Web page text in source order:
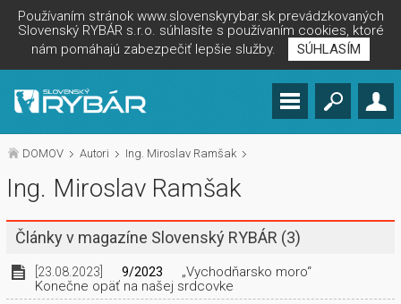
Používaním stránok www.slovenskyrybar.sk prevádzkovaných
Slovenský RYBÁR s.r.o. súhlasíte s používaním cookies, ktoré
nám pomáhajú zabezpečiť lepšie služby.
SÚHLASÍM
DOMOV Autori Ing. Miroslav Ramšak
Ing. Miroslav Ramšak
Články v magazíne Slovenský RYBÁR (3)
[23.08.2023] 9/2023
„Vychodňarsko moro“
Konečne opäť na našej srdcovke